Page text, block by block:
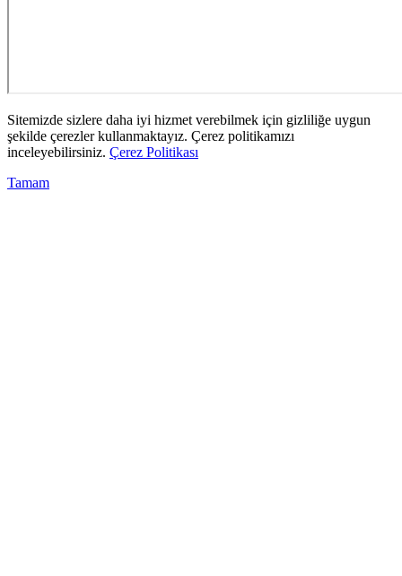
Sitemizde sizlere daha iyi hizmet verebilmek için gizliliğe uygun
şekilde çerezler kullanmaktayız. Çerez politikamızı
inceleyebilirsiniz. Çerez Politikası
Tamam